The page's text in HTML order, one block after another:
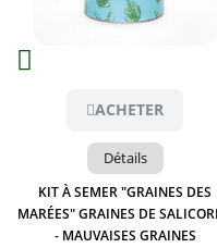
Aperçu
ACHETER
Détails
KIT À SEMER "GRAINES DES
MARÉES" GRAINES DE
- MAUVAISES GRAINES